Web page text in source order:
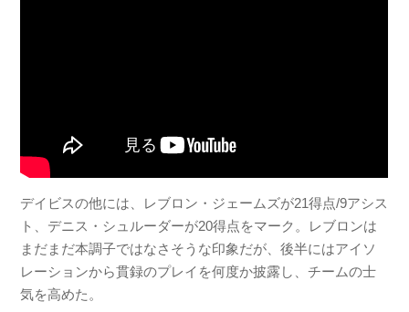
デイビスの他には、レブロン・ジェームズが21得点/9アシス
ト、デニス・シュルーダーが20得点をマーク。レブロンは
まだまだ本調子ではなさそうな印象だが、後半にはアイソ
レーションから貫録のプレイを何度か披露し、チームの士
気を高めた。